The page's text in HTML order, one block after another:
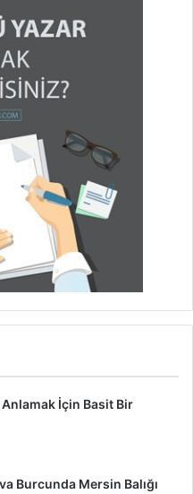
Anlamak İçin Basit Bir
Burcunda Mersin Balığı